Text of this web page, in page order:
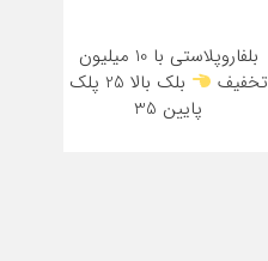
بلفاروپلاستی با 10 میلیون
تخفیف
بلک بالا 25 پلک
پایین 35